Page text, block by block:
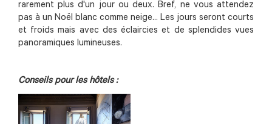
rarement plus d'un jour ou deux. Bref, ne vous attendez
pas à un Noël blanc comme neige... Les jours seront courts
et froids mais avec des éclaircies et de splendides vues
panoramiques lumineuses.
Conseils pour les hôtels :